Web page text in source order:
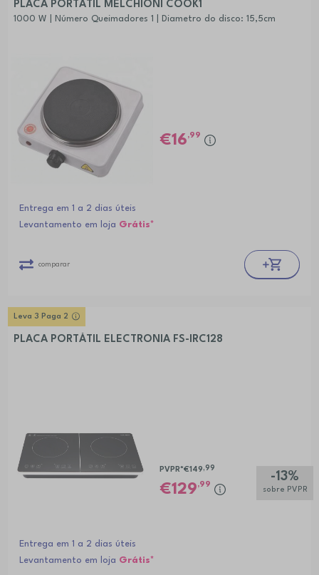
PLACA PORTÁTIL MELCHIONI COOK1
1000 W | Número Queimadores 1 | Diametro do disco: 15,5cm
16,99
Entrega em 1 a 2 dias úteis
Levantamento em loja Grátis*
comparar
Leva 3 Paga 2
PLACA PORTÁTIL ELECTRONIA FS-IRC128
-13%
sobre PVPR
PVPR*€149 ,99
129,99
Entrega em 1 a 2 dias úteis
Levantamento em loja Grátis*